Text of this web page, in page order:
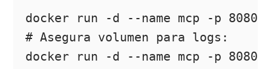
docker run -d --name mcp -p
# Asegura volumen para logs:
docker run -d --name mcp -p